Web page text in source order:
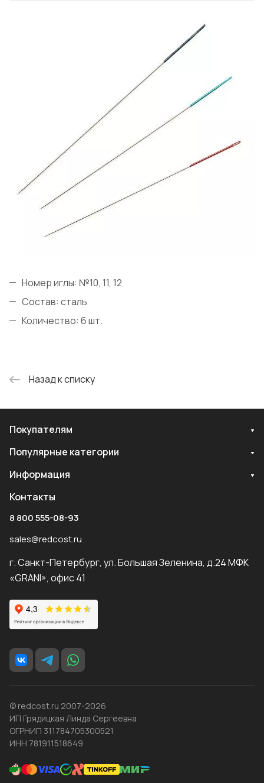
Номер иглы: №10, 11, 12
Состав: сталь
Количество: 6 шт.
Назад к списку
Покупателям
Популярные категории
Информация
Контакты
8 800 555-08-93
sales@redcost.ru
г. Санкт-Петербург, ул. Большая Зеленина, д.24 МФК
«GRANI», офис 41
© redcost.ru 2007-2026
ИП Грядицкая Линда Сергеевна
ОГРНИП 311784705300521
ИНН 781911518649